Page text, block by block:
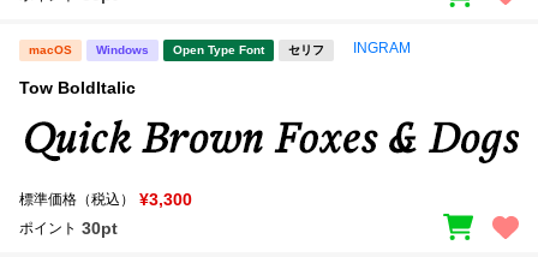
macOS Windows Open Type Font セリフ INGRAM
Tow BoldItalic
標準価格（税込） ¥3,300
ポイント 30pt